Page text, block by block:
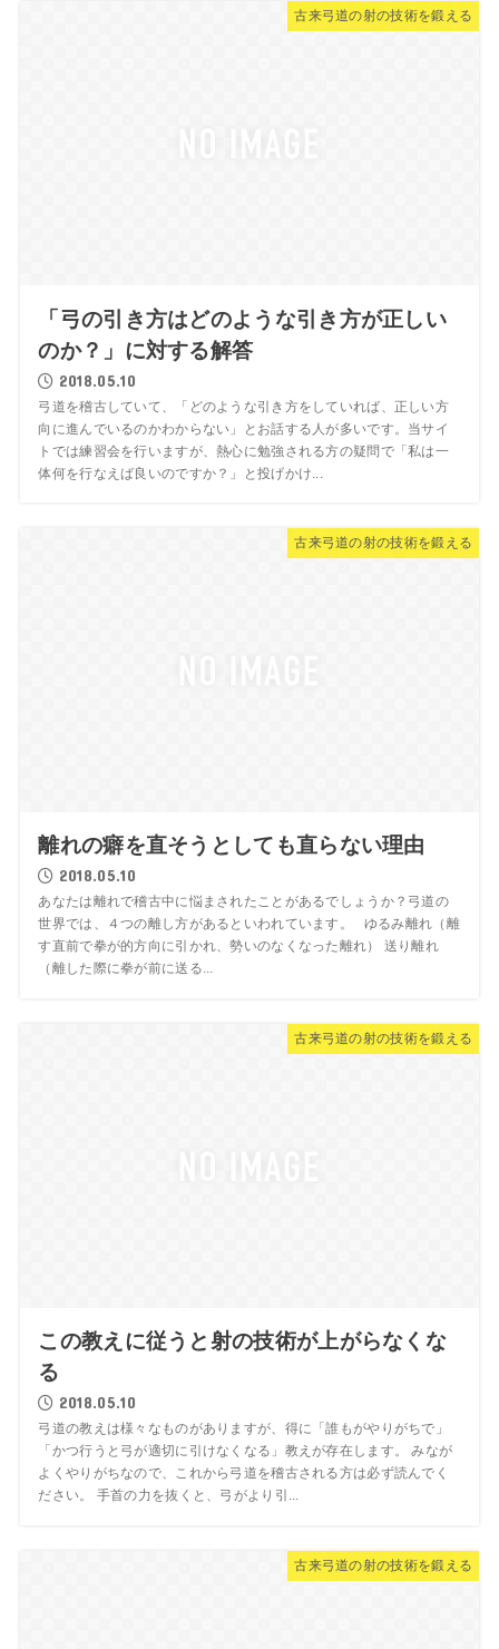
古来弓道の射の技術を鍛える
「弓の引き方はどのような引き方が正しい
のか？」に対する解答
2018.05.10
弓道を稽古していて、「どのような引き方をしていれば、正しい方
向に進んでいるのかわからない」とお話する人が多いです。当サイ
トでは練習会を行いますが、熱心に勉強される方の疑問で「私は一
体何を行なえば良いのですか？」と投げかけ...
古来弓道の射の技術を鍛える
離れの癖を直そうとしても直らない理由
2018.05.10
あなたは離れで稽古中に悩まされたことがあるでしょうか？弓道の
世界では、４つの離し方があるといわれています。 ゆるみ離れ（離
す直前で拳が的方向に引かれ、勢いのなくなった離れ） 送り離れ
（離した際に拳が前に送る...
古来弓道の射の技術を鍛える
この教えに従うと射の技術が上がらなくな
る
2018.05.10
弓道の教えは様々なものがありますが、得に「誰もがやりがちで」
「かつ行うと弓が適切に引けなくなる」教えが存在します。 みなが
よくやりがちなので、これから弓道を稽古される方は必ず読んでく
ださい。 手首の力を抜くと、弓がより引...
古来弓道の射の技術を鍛える